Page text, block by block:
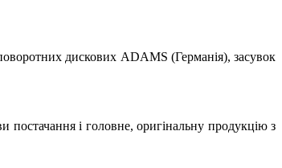
дискових ADAMS (Германія), засувок
і головне, оригінальну продукцію з